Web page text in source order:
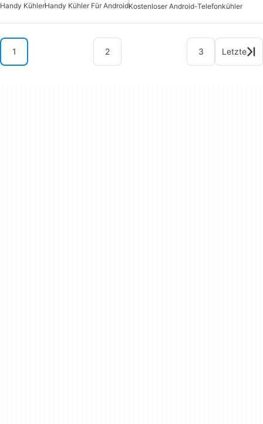
Handy KühlerHandy Kühler Für AndroidKostenloser Android-Telefonkühler
1 2 3 Letzte